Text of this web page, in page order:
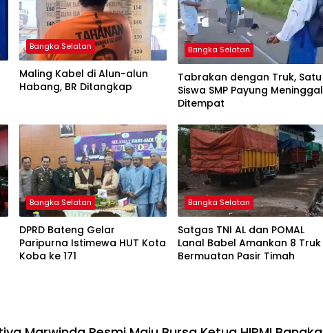
Bangka Selatan
Maling Kabel di Alun-alun
Habang, BR Ditangkap
Bangka Selatan
Tabrakan dengan Truk, Satu
Siswa SMP Payung Meninggal
Ditempat
Bangka Selatan
DPRD Bateng Gelar
Paripurna Istimewa HUT Kota
Koba ke 171
Bangka Selatan
Satgas TNI AL dan POMAL
Lanal Babel Amankan 8 Truk
Bermuatan Pasir Timah